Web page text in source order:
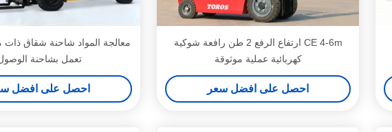
CE 4-6m ارتفاع الرفع 2 طن رافعة شوكية
كهربائية عملية موثوقة
احصل على افضل سعر
معالجة المواد شاحنة شقاق
تعمل بشاحنة
احصل على افضل